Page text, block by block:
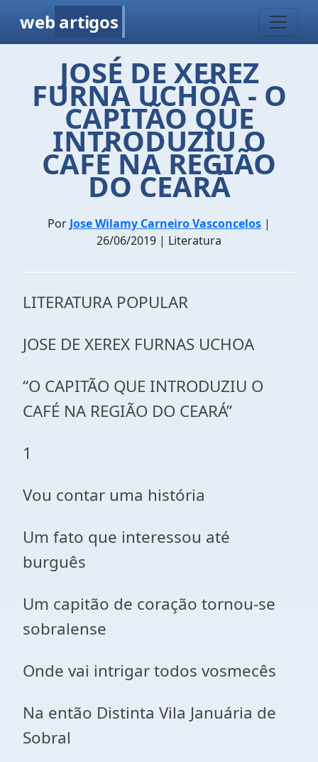
web artigos
JOSÉ DE XEREZ
FURNA UCHÔA - O
CAPITÃO QUE
INTRODUZIU O
CAFÉ NA REGIÃO
DO CEARÁ
Por Jose Wilamy Carneiro Vasconcelos |
26/06/2019 | Literatura
LITERATURA POPULAR
JOSE DE XEREX FURNAS UCHOA
“O CAPITÃO QUE INTRODUZIU O
CAFÉ NA REGIÃO DO CEARÁ”
1
Vou contar uma história
Um fato que interessou até
burguês
Um capitão de coração tornou-se
sobralense
Onde vai intrigar todos vosmecês
Na então Distinta Vila Januária de
Sobral